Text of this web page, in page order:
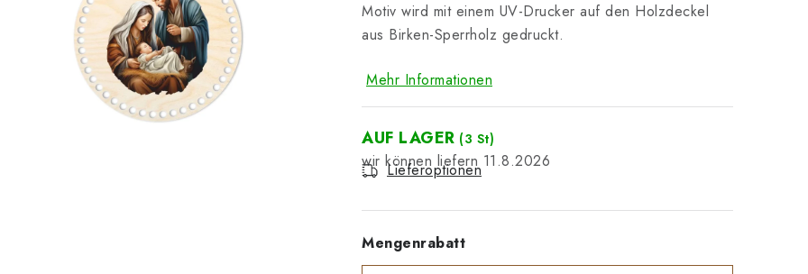
Motiv wird mit einem UV-Drucker auf den Holzdeckel
aus Birken-Sperrholz gedruckt.
Mehr Informationen
AUF LAGER (3 St)
11.8.2026
Lieferoptionen
Mengenrabatt